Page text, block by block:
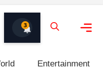
3
Entertainment